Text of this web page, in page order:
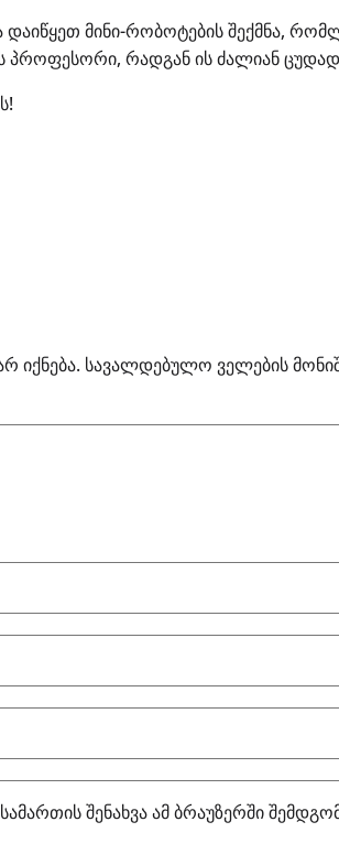
მინი-რობოტების შექმნა,
პროფესორი, რადგან ის ძალიან
იქნება. სავალდებულო ველების
შენახვა ამ ბრაუზერში